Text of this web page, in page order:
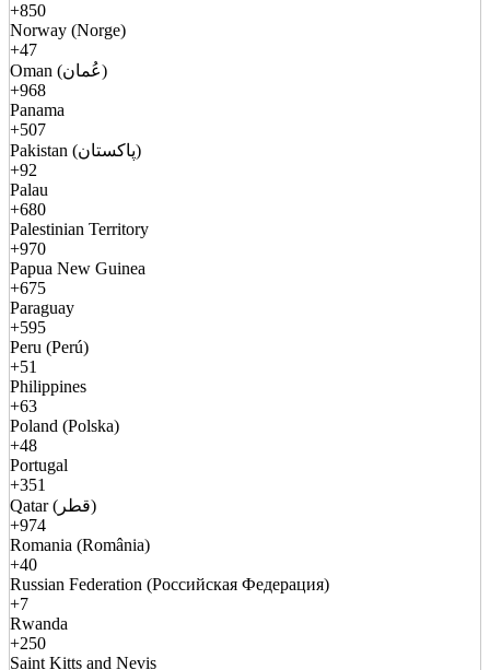
+850
Norway (Norge)
+47
Oman (عُمان)
+968
Panama
+507
Pakistan (پاکستان)
+92
Palau
+680
Palestinian Territory
+970
Papua New Guinea
+675
Paraguay
+595
Peru (Perú)
+51
Philippines
+63
Poland (Polska)
+48
Portugal
+351
Qatar (قطر)
+974
Romania (România)
+40
Russian Federation (Российская Федерация)
+7
Rwanda
+250
Saint Kitts and Nevis